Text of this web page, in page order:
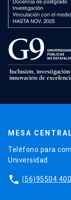
MESA
Teléfono para
Universidad.
phone (56)95504